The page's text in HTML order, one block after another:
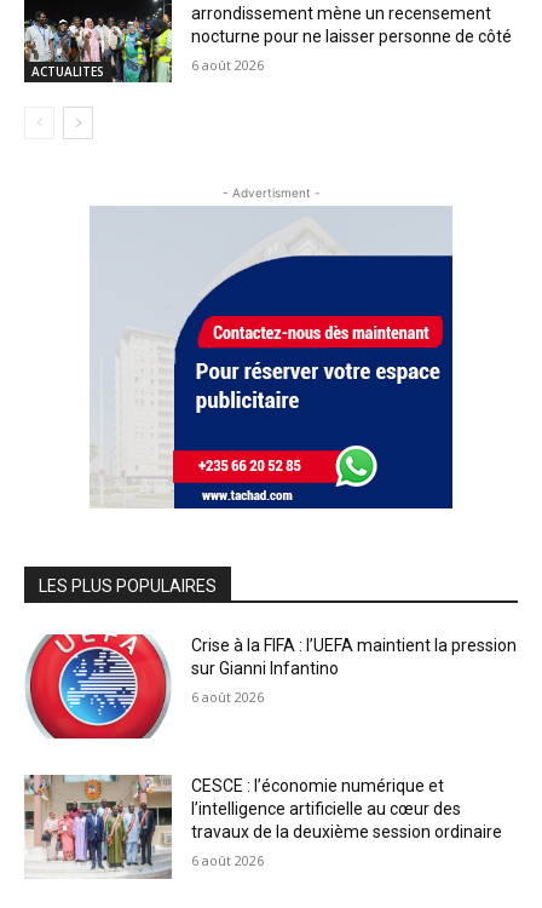
ACTUALITES
arrondissement mène un recensement
nocturne pour ne laisser personne de côté
6 août 2026
- Advertisment -
LES PLUS POPULAIRES
Crise à la FIFA : l’UEFA maintient la pression
sur Gianni Infantino
6 août 2026
CESCE : l’économie numérique et
l’intelligence artificielle au cœur des
travaux de la deuxième session ordinaire
6 août 2026